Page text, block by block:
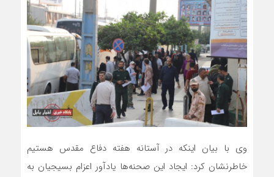
وی با بیان اینکه در آستانه هفته دفاع مقدس هستیم
خاطرنشان کرد: ایجاد این صحنه‌ها یادآور اعزام بسیجیان به